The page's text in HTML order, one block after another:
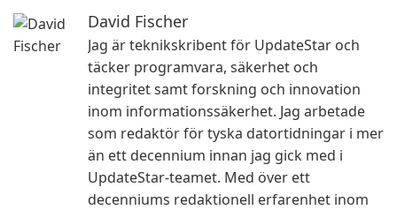
David Fischer
Jag är teknikskribent för UpdateStar och
täcker programvara, säkerhet och
integritet samt forskning och innovation
inom informationssäkerhet. Jag arbetade
som redaktör för tyska datortidningar i mer
än ett decennium innan jag gick med i
UpdateStar-teamet. Med över ett
decenniums redaktionell erfarenhet inom